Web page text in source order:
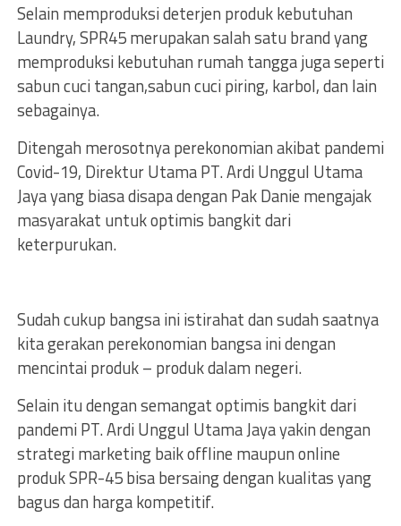
Selain memproduksi deterjen produk kebutuhan
Laundry, SPR45 merupakan salah satu brand yang
memproduksi kebutuhan rumah tangga juga seperti
sabun cuci tangan,sabun cuci piring, karbol, dan lain
sebagainya.
Ditengah merosotnya perekonomian akibat pandemi
Covid-19, Direktur Utama PT. Ardi Unggul Utama
Jaya yang biasa disapa dengan Pak Danie mengajak
masyarakat untuk optimis bangkit dari
keterpurukan.
Sudah cukup bangsa ini istirahat dan sudah saatnya
kita gerakan perekonomian bangsa ini dengan
mencintai produk – produk dalam negeri.
Selain itu dengan semangat optimis bangkit dari
pandemi PT. Ardi Unggul Utama Jaya yakin dengan
strategi marketing baik offline maupun online
produk SPR-45 bisa bersaing dengan kualitas yang
bagus dan harga kompetitif.